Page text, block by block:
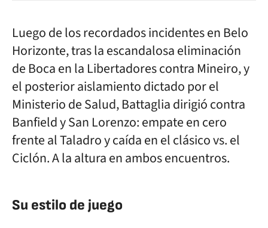
Luego de los recordados incidentes en Belo
Horizonte, tras la escandalosa eliminación
de Boca en la Libertadores contra Mineiro, y
el posterior aislamiento dictado por el
Ministerio de Salud, Battaglia dirigió contra
Banfield y San Lorenzo: empate en cero
frente al Taladro y caída en el clásico vs. el
Ciclón. A la altura en ambos encuentros.
Su estilo de juego